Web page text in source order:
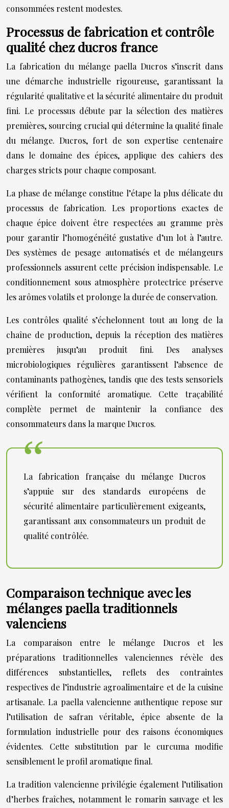
consommées restent modestes.
Processus de fabrication et contrôle
qualité chez ducros france
La fabrication du mélange paella Ducros s’inscrit dans
une démarche industrielle rigoureuse, garantissant la
régularité qualitative et la sécurité alimentaire du produit
fini. Le processus débute par la sélection des matières
premières, sourcing crucial qui détermine la qualité finale
du mélange. Ducros, fort de son expertise centenaire
dans le domaine des épices, applique des cahiers des
charges stricts pour chaque composant.
La phase de mélange constitue l’étape la plus délicate du
processus de fabrication. Les proportions exactes de
chaque épice doivent être respectées au gramme près
pour garantir l’homogénéité gustative d’un lot à l’autre.
Des systèmes de pesage automatisés et de mélangeurs
professionnels assurent cette précision indispensable. Le
conditionnement sous atmosphère protectrice préserve
les arômes volatils et prolonge la durée de conservation.
Les contrôles qualité s’échelonnent tout au long de la
chaîne de production, depuis la réception des matières
premières jusqu’au produit fini. Des analyses
microbiologiques régulières garantissent l’absence de
contaminants pathogènes, tandis que des tests sensoriels
vérifient la conformité aromatique. Cette traçabilité
complète permet de maintenir la confiance des
consommateurs dans la marque Ducros.
La fabrication française du mélange Ducros
s’appuie sur des standards européens de
sécurité alimentaire particulièrement exigeants,
garantissant aux consommateurs un produit de
qualité contrôlée.
Comparaison technique avec les
mélanges paella traditionnels
valenciens
La comparaison entre le mélange Ducros et les
préparations traditionnelles valenciennes révèle des
différences substantielles, reflets des contraintes
respectives de l’industrie agroalimentaire et de la cuisine
artisanale. La paella valencienne authentique repose sur
l’utilisation de safran véritable, épice absente de la
formulation industrielle pour des raisons économiques
évidentes. Cette substitution par le curcuma modifie
sensiblement le profil aromatique final.
La tradition valencienne privilégie également l’utilisation
d’herbes fraîches, notamment le romarin sauvage et les